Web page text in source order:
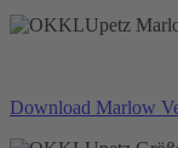
Download Marlow